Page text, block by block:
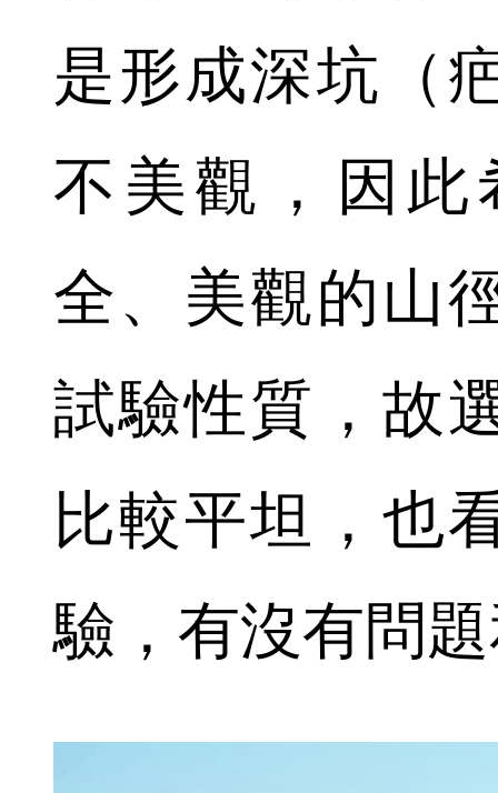
是形成深坑（
不美觀，因
全、美觀的山
試驗性質，故
比較平坦，也
驗，有沒有問